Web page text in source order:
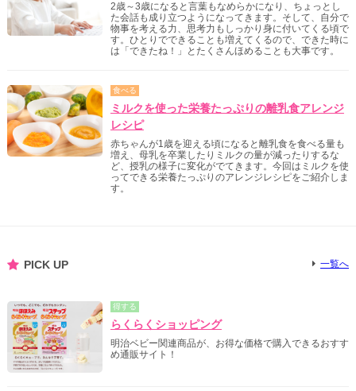
2歳～3歳になると言葉もなめらかになり、ちょっとし
た会話も成り立つようになってきます。そして、自分で
物事を考える力、思考力もしっかり身に付いてくる頃で
す。ひとりでできることも増えてくるので、できた時に
は「できたね！」とたくさんほめることも大事です。
食べる
ミルクを使った栄養たっぷりの離乳食アレンジ
レシピ
赤ちゃんが1歳を迎える頃になると離乳食を食べる量も
増え、母乳を卒業したりミルクの量が減ったりするな
ど、授乳の様子に変化がでてきます。今回はミルクを使
ってできる栄養たっぷりのアレンジレシピをご紹介しま
す。
PICK UP 一覧へ
得する
らくらくショッピング
明治ベビー関連商品が、お得な価格で購入できるおすす
め通販サイト！